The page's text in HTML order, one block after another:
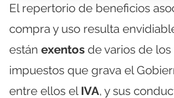
El repertorio de beneficios
compra y uso resulta
están exentos de varios de
impuestos que grava el
entre ellos el IVA, y sus